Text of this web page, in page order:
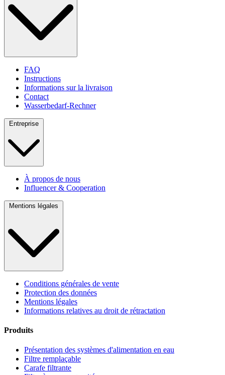
FAQ
Instructions
Informations sur la livraison
Contact
Wasserbedarf-Rechner
Entreprise
À propos de nous
Influencer & Cooperation
Mentions légales
Conditions générales de vente
Protection des données
Mentions légales
Informations relatives au droit de rétractation
Produits
Présentation des systèmes d'alimentation en eau
Filtre remplaçable
Carafe filtrante